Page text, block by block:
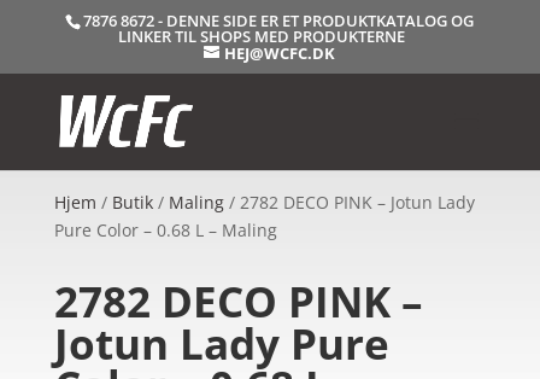
7876 8672 - DENNE SIDE ER ET PRODUKTKATALOG OG
LINKER TIL SHOPS MED PRODUKTERNE
HEJ@WCFC.DK
Hjem / Butik/ Maling/ 2782 DECO PINK – Jotun Lady
Pure Color – 0.68 L – Maling
2782 DECO PINK –
Jotun Lady Pure